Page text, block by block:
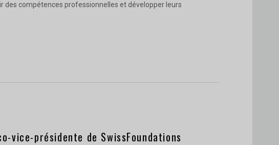
des compétences professionnelles et développer leurs
vice-présidente de SwissFoundations